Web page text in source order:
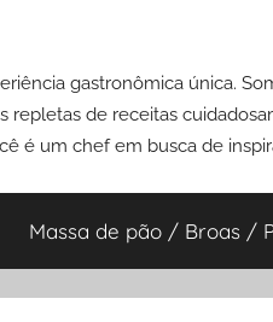
gastronômica única.
de receitas
é um chef em busca de
Massa de pão / Broas /